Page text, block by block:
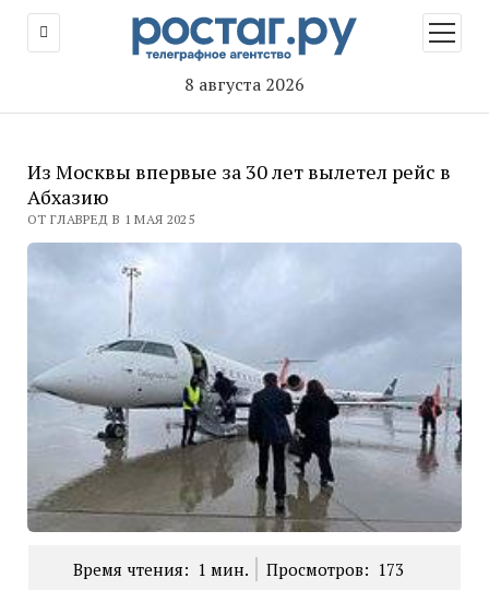
8 августа 2026
меню
Из Москвы впервые за 30 лет вылетел рейс в
Абхазию
ОТ ГЛАВРЕД В 1 МАЯ 2025
Время чтения: 1 мин. Просмотров: 173